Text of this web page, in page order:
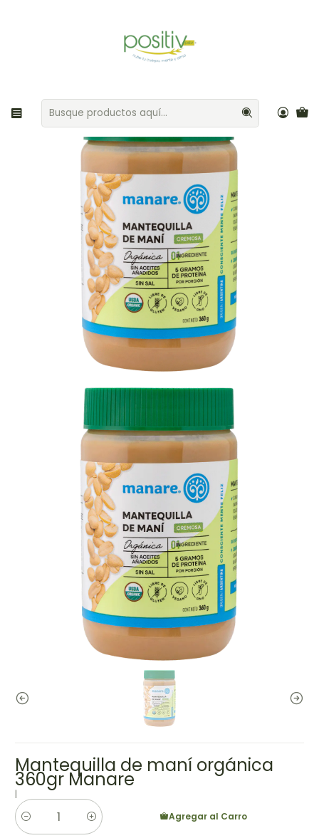
Inicio Frutos secos
Mantequilla de maní orgánica 360gr Manare
Mantequilla de maní orgánica
360gr Manare
|
Cantidad
Agregar al Carro